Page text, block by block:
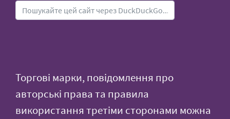
Торгові марки, повідомлення про
авторські права та правила
використання третіми сторонами можна